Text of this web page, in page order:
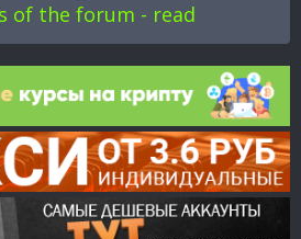
of the forum - read